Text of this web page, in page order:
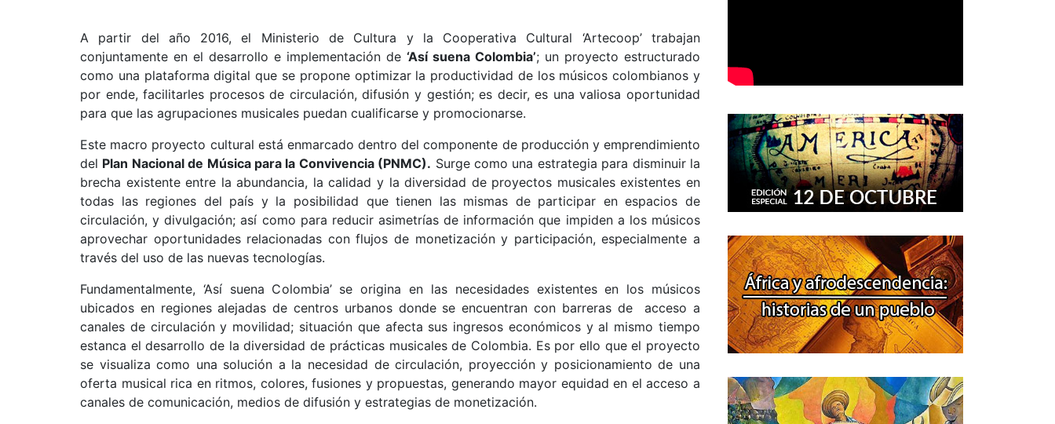
A partir del año 2016, el Ministerio de Cultura y la Cooperativa Cultural ‘Artecoop’ trabajan
conjuntamente en el desarrollo e implementación de ‘Así suena Colombia’; un proyecto estructurado
como una plataforma digital que se propone optimizar la productividad de los músicos colombianos y
por ende, facilitarles procesos de circulación, difusión y gestión; es decir, es una valiosa oportunidad
para que las agrupaciones musicales puedan cualificarse y promocionarse.
Este macro proyecto cultural está enmarcado dentro del componente de producción y emprendimiento
del Plan Nacional de Música para la Convivencia (PNMC). Surge como una estrategia para disminuir la
brecha existente entre la abundancia, la calidad y la diversidad de proyectos musicales existentes en
todas las regiones del país y la posibilidad que tienen las mismas de participar en espacios de
circulación, y divulgación; así como para reducir asimetrías de información que impiden a los músicos
aprovechar oportunidades relacionadas con flujos de monetización y participación, especialmente a
través del uso de las nuevas tecnologías.
Fundamentalmente, ‘Así suena Colombia’ se origina en las necesidades existentes en los músicos
ubicados en regiones alejadas de centros urbanos donde se encuentran con barreras de acceso a
canales de circulación y movilidad; situación que afecta sus ingresos económicos y al mismo tiempo
estanca el desarrollo de la diversidad de prácticas musicales de Colombia. Es por ello que el proyecto
se visualiza como una solución a la necesidad de circulación, proyección y posicionamiento de una
oferta musical rica en ritmos, colores, fusiones y propuestas, generando mayor equidad en el acceso a
canales de comunicación, medios de difusión y estrategias de monetización.